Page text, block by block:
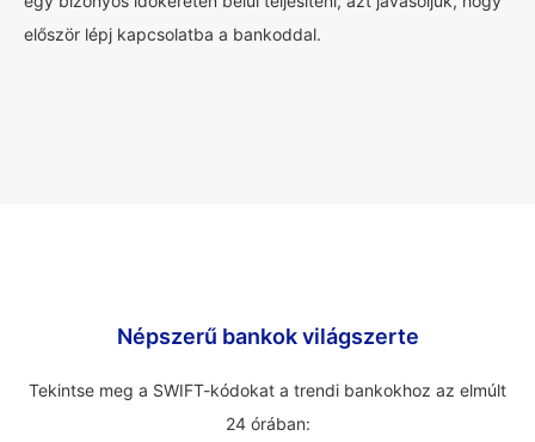
először lépj kapcsolatba a bankoddal.
Népszerű bankok világszerte
Tekintse meg a SWIFT-kódokat a trendi bankokhoz az elmúlt
24 órában: